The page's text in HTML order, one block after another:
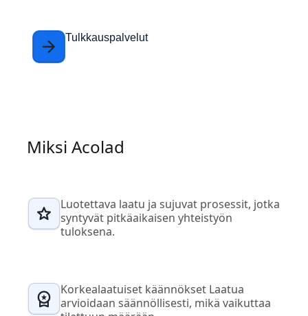
Tulkkauspalvelut
Miksi Acolad
Luotettava laatu ja sujuvat prosessit, jotka
syntyvät pitkäaikaisen yhteistyön
tuloksena.
Korkealaatuiset käännökset Laatua
arvioidaan säännöllisesti, mikä vaikuttaa